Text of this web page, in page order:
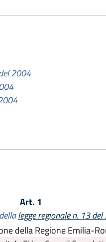
2004
Art. 1
legge regionale n. 13
della Regione Emilia-